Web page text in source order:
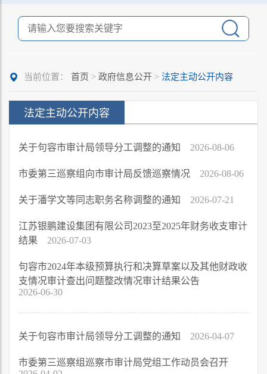
当前位置： 首页 > 政府信息公开 > 法定主动公开内容
法定主动公开内容
关于句容市审计局领导分工调整的通知 2026-08-06
市委第三巡察组向市审计局反馈巡察情况 2026-08-06
关于潘学文等同志职务名称调整的通知 2026-07-21
江苏银鹏建设集团有限公司2023至2025年财务收支审计
结果
2026-07-03
句容市2024年本级预算执行和决算草案以及其他财政收
支情况审计查出问题整改情况审计结果公告
2026-06-30
关于句容市审计局领导分工调整的通知 2026-04-07
市委第三巡察组巡察市审计局党组工作动员会召开